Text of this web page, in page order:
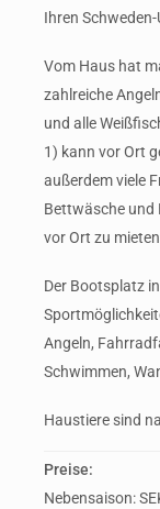
Ihren
Vom Haus hat
zahlreiche
und alle
1) kann vor Ort
außerdem viele
Bettwäsche und
vor Ort zu
Der Bootsplatz
Angeln,
Schwimmen,
Haustiere sind
Preise:
Nebensaison: